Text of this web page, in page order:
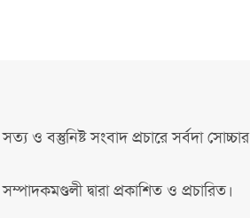
সত্য ও বস্তুনিষ্ট সংবাদ প্রচারে সর্বদা সোচ্চার
সম্পাদকমণ্ডলী দ্বারা প্রকাশিত ও প্রচারিত।